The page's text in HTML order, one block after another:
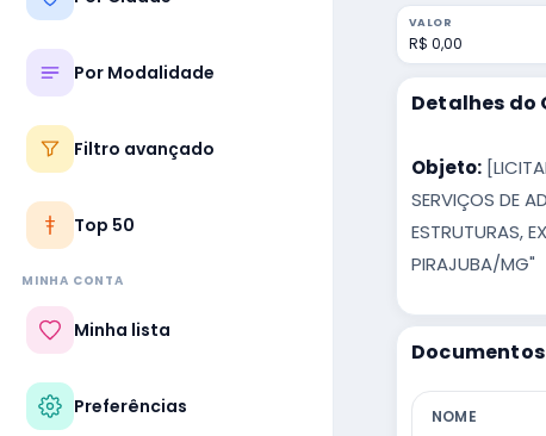
Por Modalidade
Filtro avançado
Top 50
MINHA CONTA
Minha lista
Preferências
VALOR
R$ 0,00
Detalhes do
Objeto:
SERVIÇOS DE
ESTRUTURAS,
PIRAJUBA/MG"
Documentos
NOME